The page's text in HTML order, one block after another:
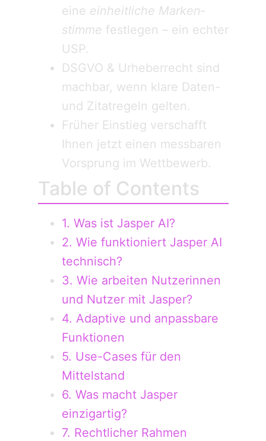
eine einheitliche Marken­
stimme festlegen – ein echter
USP.
DSGVO & Urheber­recht sind
machbar, wenn klare Daten-
und Zitat­regeln gelten.
Früher Einstieg verschafft
Ihnen jetzt einen messbaren
Vorsprung im Wettbewerb.
Table of Contents
1. Was ist Jasper AI?
2. Wie funktioniert Jasper AI
technisch?
3. Wie arbeiten Nutzerinnen
und Nutzer mit Jasper?
4. Adaptive und anpassbare
Funktionen
5. Use-Cases für den
Mittelstand
6. Was macht Jasper
einzigartig?
7. Rechtlicher Rahmen